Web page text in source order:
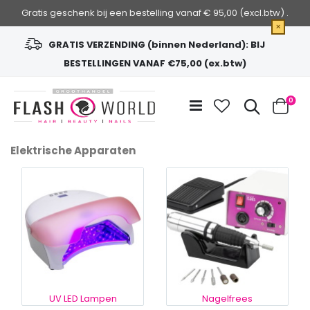
Gratis geschenk bij een bestelling vanaf € 95,00 (excl.btw) .
×
GRATIS VERZENDING (binnen Nederland): BIJ
BESTELLINGEN VANAF €75,00 (ex.btw)
de
inhoud
Zoek
Cart
0
Elektrische Apparaten
UV LED Lampen Nagelfrees